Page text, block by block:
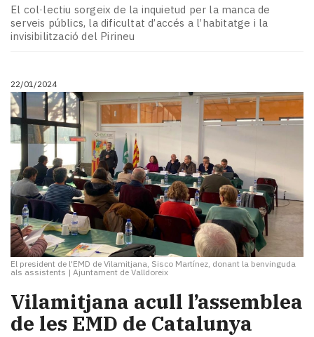
El col·lectiu sorgeix de la inquietud per la manca de
serveis públics, la dificultat d’accés a l’habitatge i la
invisibilització del Pirineu
22/01/2024
El president de l'EMD de Vilamitjana, Sisco Martínez, donant la benvinguda
als assistents | Ajuntament de Valldoreix
Vilamitjana acull l’assemblea
de les EMD de Catalunya